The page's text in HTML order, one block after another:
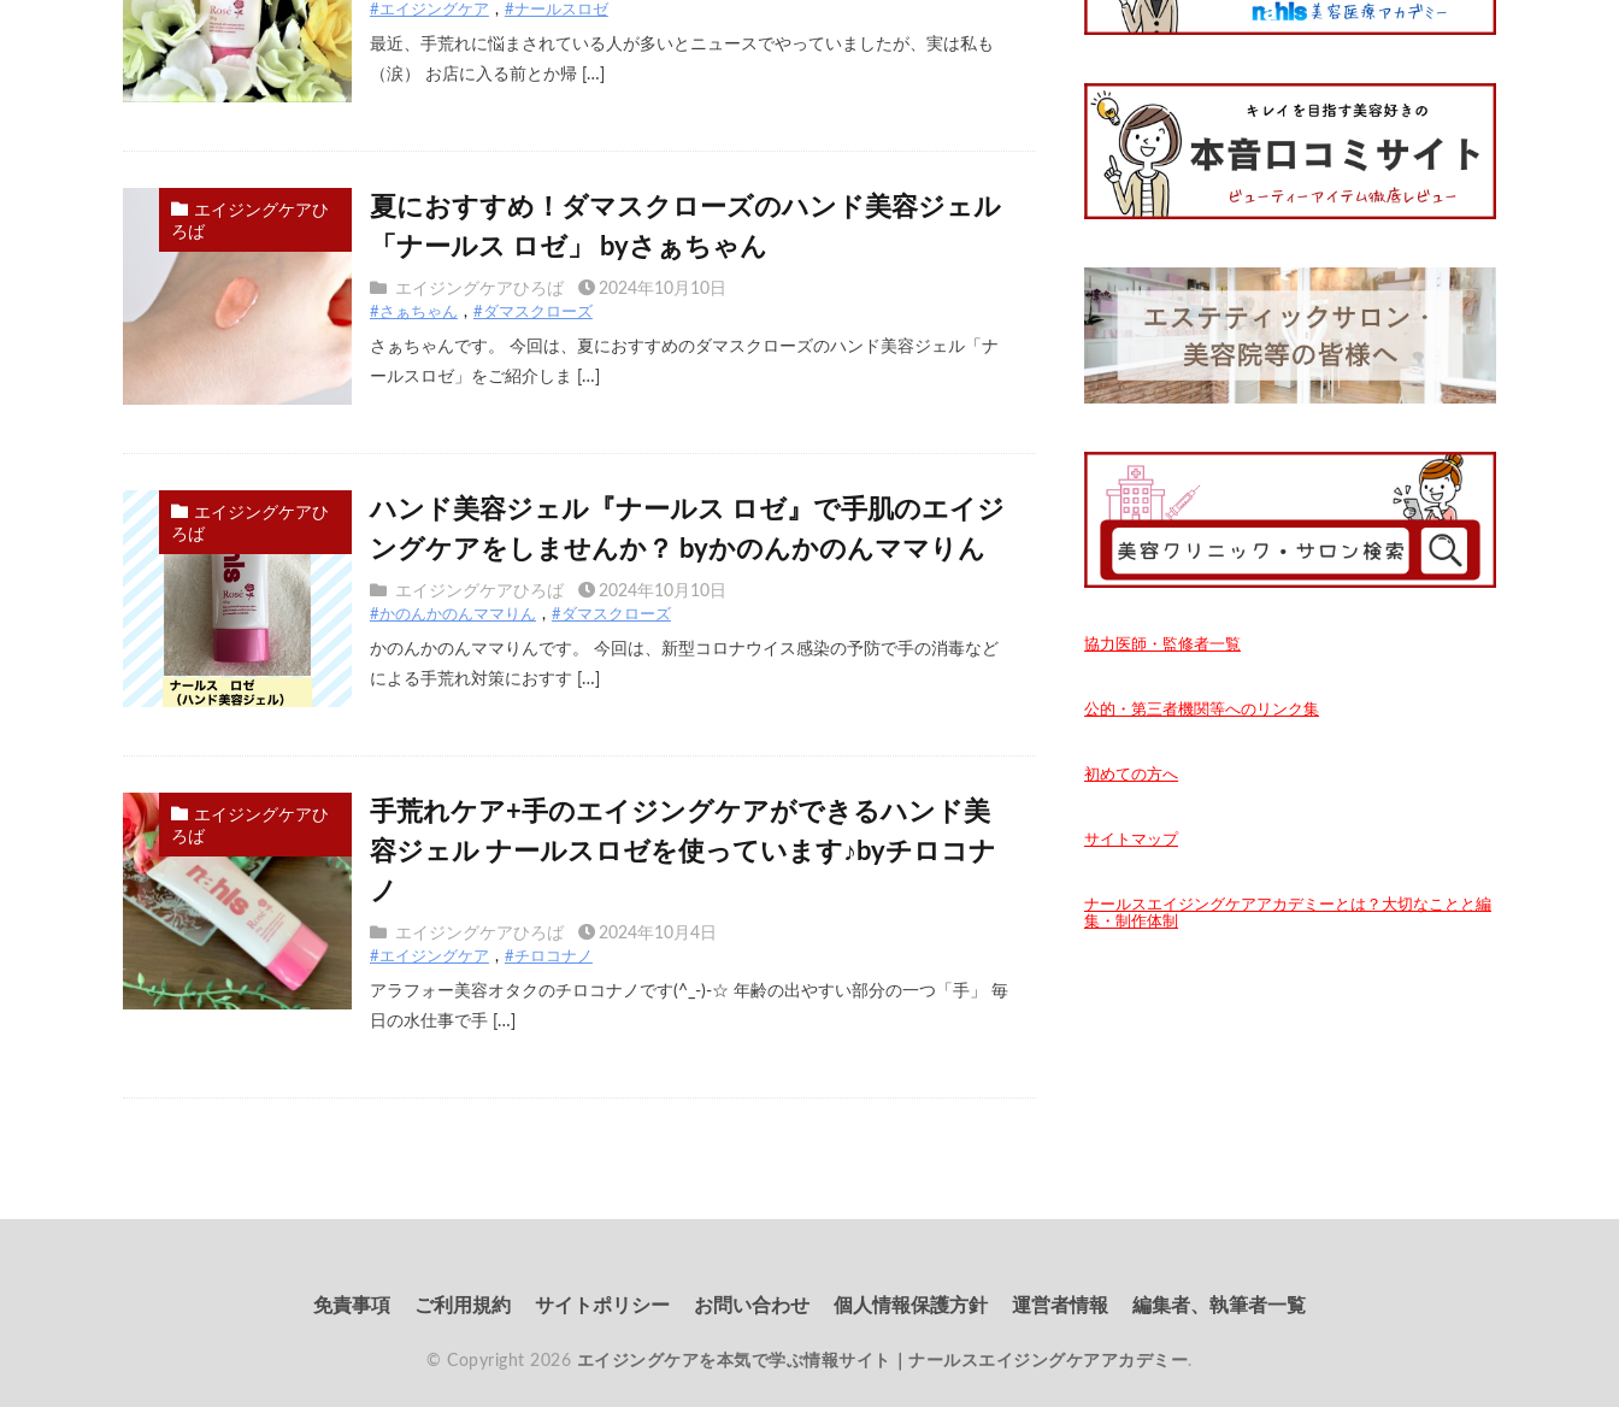
#エイジングケア #ナールスロゼ
最近、手荒れに悩まされている人が多いとニュースでやっていましたが、実は私も
（涙） お店に入る前とか帰 […]
エイジングケアひ
ろば
夏におすすめ！ダマスクローズのハンド美容ジェル
「ナールス ロゼ」 byさぁちゃん
エイジングケアひろば 2024年10月10日
#さぁちゃん #ダマスクローズ
さぁちゃんです。 今回は、夏におすすめのダマスクローズのハンド美容ジェル「ナ
ールスロゼ」をご紹介しま […]
エイジングケアひ
ろば
ハンド美容ジェル『ナールス ロゼ』で手肌のエイジ
ングケアをしませんか？ byかのんかのんママりん
エイジングケアひろば 2024年10月10日
#かのんかのんママりん #ダマスクローズ
かのんかのんママりんです。 今回は、新型コロナウイス感染の予防で手の消毒など
による手荒れ対策におすす […]
エイジングケアひ
ろば
手荒れケア+手のエイジングケアができるハンド美
容ジェル ナールスロゼを使っています♪byチロコナ
ノ
エイジングケアひろば 2024年10月4日
#エイジングケア #チロコナノ
アラフォー美容オタクのチロコナノです(^_-)-☆ 年齢の出やすい部分の一つ「手」 毎
日の水仕事で手 […]
協力医師・監修者一覧
公的・第三者機関等へのリンク集
初めての方へ
サイトマップ
ナールスエイジングケアアカデミーとは？大切なことと編
集・制作体制
免責事項 ご利用規約 サイトポリシー お問い合わせ 個人情報保護方針 運営者情報 編集者、執筆者一覧
© Copyright 2026 エイジングケアを本気で学ぶ情報サイト｜ナールスエイジングケアアカデミー.